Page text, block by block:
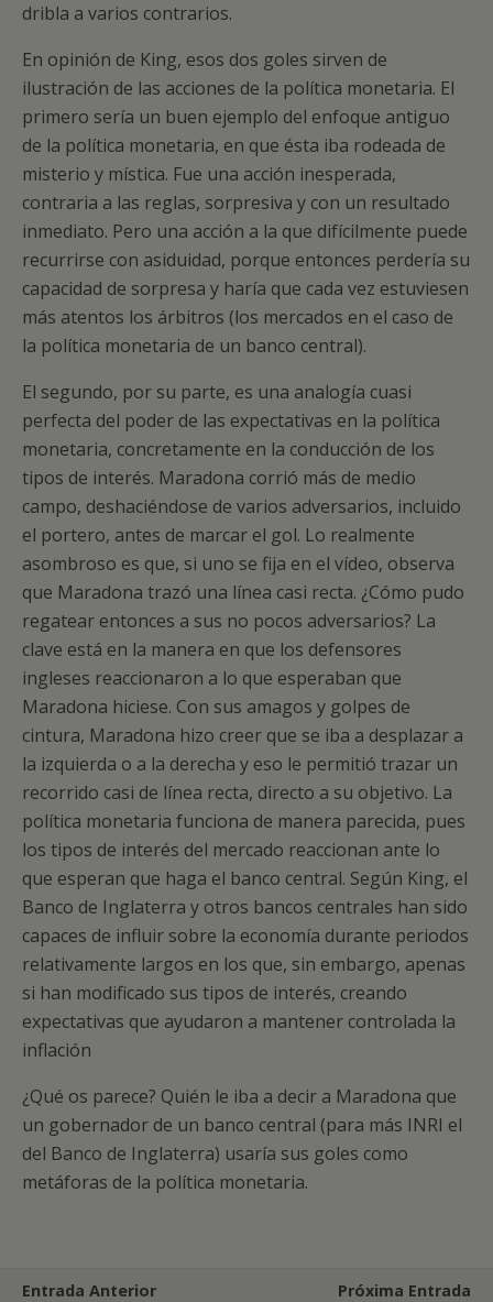
dribla a varios contrarios.
En opinión de King, esos dos goles sirven de
ilustración de las acciones de la política monetaria. El
primero sería un buen ejemplo del enfoque antiguo
de la política monetaria, en que ésta iba rodeada de
misterio y mística. Fue una acción inesperada,
contraria a las reglas, sorpresiva y con un resultado
inmediato. Pero una acción a la que difícilmente puede
recurrirse con asiduidad, porque entonces perdería su
capacidad de sorpresa y haría que cada vez estuviesen
más atentos los árbitros (los mercados en el caso de
la política monetaria de un banco central).
El segundo, por su parte, es una analogía cuasi
perfecta del poder de las expectativas en la política
monetaria, concretamente en la conducción de los
tipos de interés. Maradona corrió más de medio
campo, deshaciéndose de varios adversarios, incluido
el portero, antes de marcar el gol. Lo realmente
asombroso es que, si uno se fija en el vídeo, observa
que Maradona trazó una línea casi recta. ¿Cómo pudo
regatear entonces a sus no pocos adversarios? La
clave está en la manera en que los defensores
ingleses reaccionaron a lo que esperaban que
Maradona hiciese. Con sus amagos y golpes de
cintura, Maradona hizo creer que se iba a desplazar a
la izquierda o a la derecha y eso le permitió trazar un
recorrido casi de línea recta, directo a su objetivo. La
política monetaria funciona de manera parecida, pues
los tipos de interés del mercado reaccionan ante lo
que esperan que haga el banco central. Según King, el
Banco de Inglaterra y otros bancos centrales han sido
capaces de influir sobre la economía durante periodos
relativamente largos en los que, sin embargo, apenas
si han modificado sus tipos de interés, creando
expectativas que ayudaron a mantener controlada la
inflación
¿Qué os parece? Quién le iba a decir a Maradona que
un gobernador de un banco central (para más INRI el
del Banco de Inglaterra) usaría sus goles como
metáforas de la política monetaria.
Entrada Anterior
Próxima Entrada